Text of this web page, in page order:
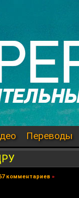
Переводы
комментариев »